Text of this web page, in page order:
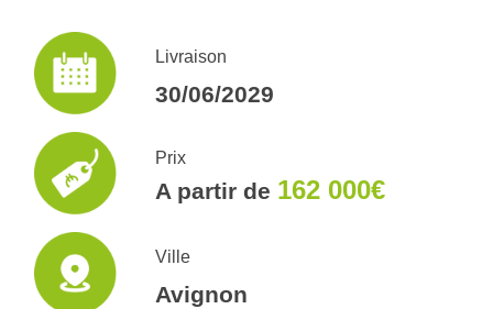
Livraison
30/06/2029
Prix
A partir de 162 000€
Ville
Avignon